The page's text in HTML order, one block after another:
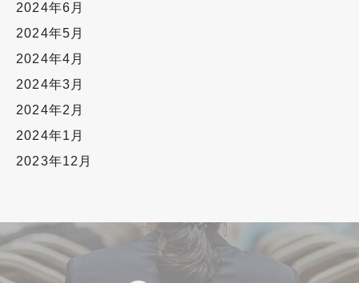
2024年6月
2024年5月
2024年4月
2024年3月
2024年2月
2024年1月
2023年12月